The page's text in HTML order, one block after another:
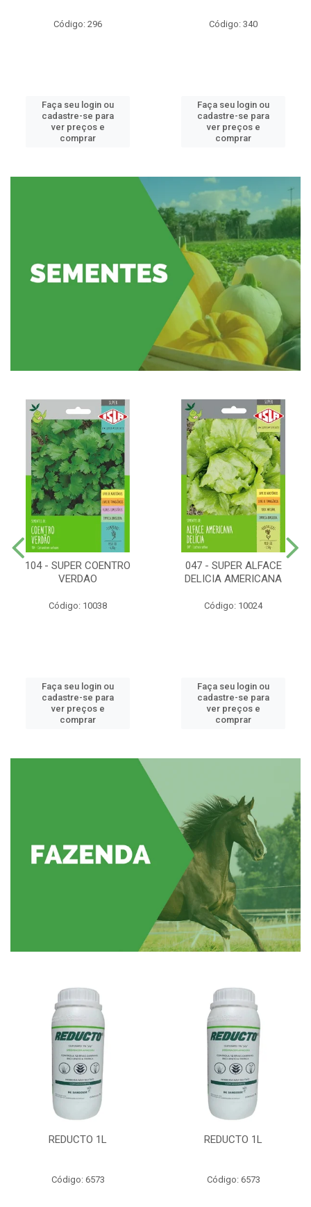
Código: 296
Faça seu login ou
cadastre-se para
ver preços e
comprar
Código: 340
Faça seu login ou
cadastre-se para
ver preços e
comprar
104 - SUPER COENTRO
VERDAO
Código: 10038
Faça seu login ou
cadastre-se para
ver preços e
comprar
047 - SUPER ALFACE
DELICIA AMERICANA
Código: 10024
Faça seu login ou
cadastre-se para
ver preços e
comprar
REDUCTO 1L
Código: 6573
REDUCTO 1L
Código: 6573